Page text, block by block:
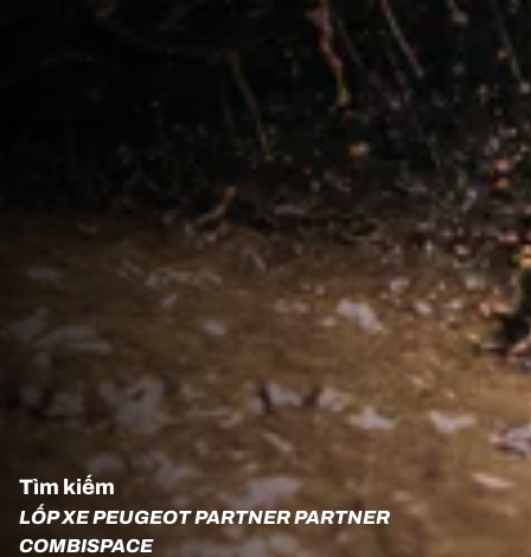
Tìm kiếm
LỐP XE PEUGEOT PARTNER PARTNER
COMBISPACE